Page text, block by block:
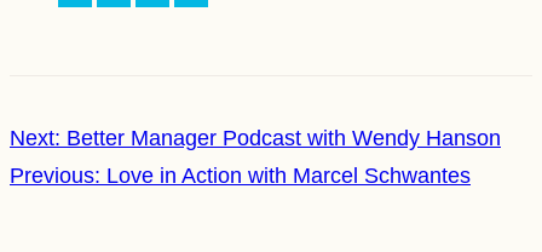
Next: Better Manager Podcast with Wendy Hanson
Previous: Love in Action with Marcel Schwantes